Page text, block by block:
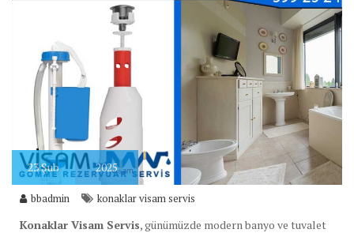
23Şub 2025
bbadmin konaklar visam servis
Konaklar Visam Servis, günümüzde modern banyo ve tuvalet